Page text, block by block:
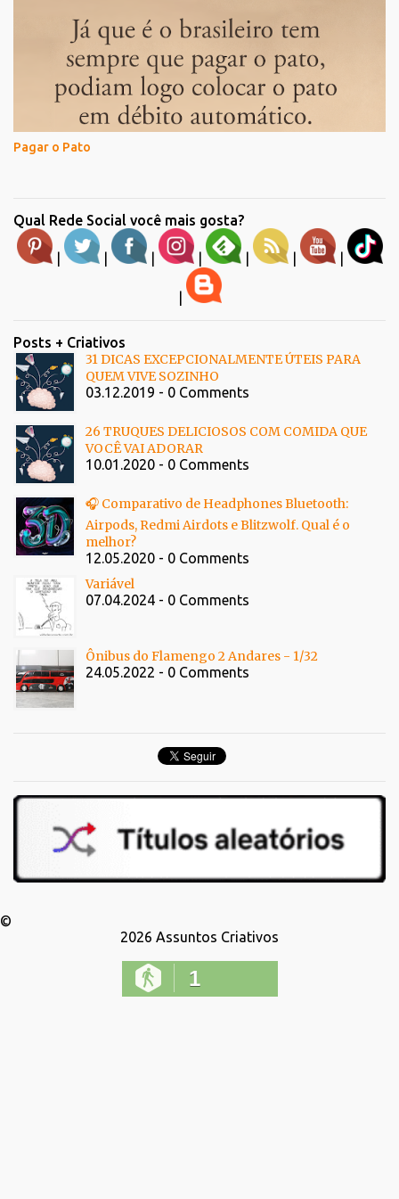
Pagar o Pato
Qual Rede Social você mais gosta?
| | | | | | |
Posts + Criativos
31 DICAS EXCEPCIONALMENTE ÚTEIS PARA
QUEM VIVE SOZINHO
03.12.2019 - 0 Comments
26 TRUQUES DELICIOSOS COM COMIDA QUE
VOCÊ VAI ADORAR
10.01.2020 - 0 Comments
🎧 Comparativo de Headphones Bluetooth:
Airpods, Redmi Airdots e Blitzwolf. Qual é o
melhor?
12.05.2020 - 0 Comments
Variável
07.04.2024 - 0 Comments
Ônibus do Flamengo 2 Andares - 1/32
24.05.2022 - 0 Comments
©
2026 Assuntos Criativos
1